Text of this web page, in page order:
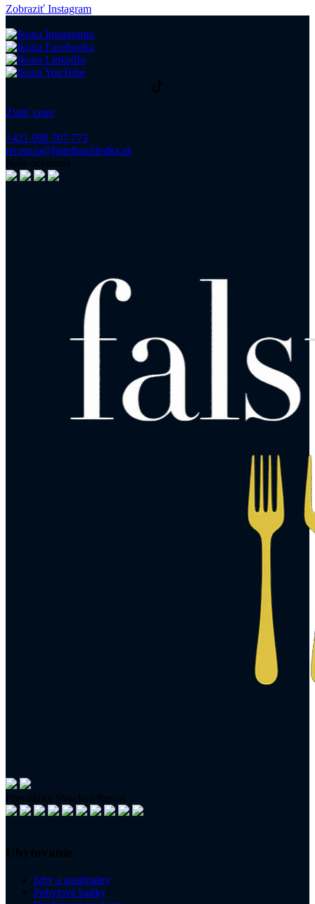
Zobraziť Instagram
Zistiť cenu
+421 908 507 773
recepcia@hotelbachledka.sk
Naše ocenenia
Prevádzky Strachan Resort
Ubytovanie
Izby a apartmány
Pobytové balíky